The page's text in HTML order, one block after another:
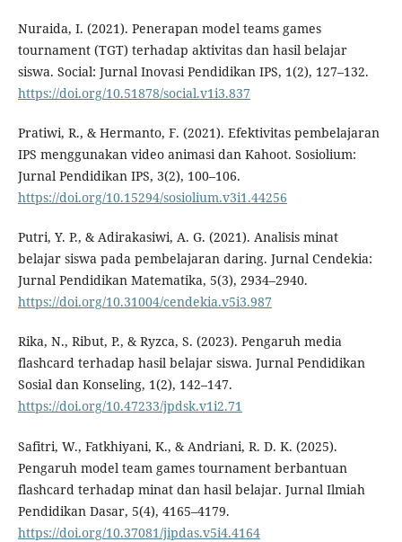
Nuraida, I. (2021). Penerapan model teams games
tournament (TGT) terhadap aktivitas dan hasil belajar
siswa. Social: Jurnal Inovasi Pendidikan IPS, 1(2), 127–132.
https://doi.org/10.51878/social.v1i3.837
Pratiwi, R., & Hermanto, F. (2021). Efektivitas pembelajaran
IPS menggunakan video animasi dan Kahoot. Sosiolium:
Jurnal Pendidikan IPS, 3(2), 100–106.
https://doi.org/10.15294/sosiolium.v3i1.44256
Putri, Y. P., & Adirakasiwi, A. G. (2021). Analisis minat
belajar siswa pada pembelajaran daring. Jurnal Cendekia:
Jurnal Pendidikan Matematika, 5(3), 2934–2940.
https://doi.org/10.31004/cendekia.v5i3.987
Rika, N., Ribut, P., & Ryzca, S. (2023). Pengaruh media
flashcard terhadap hasil belajar siswa. Jurnal Pendidikan
Sosial dan Konseling, 1(2), 142–147.
https://doi.org/10.47233/jpdsk.v1i2.71
Safitri, W., Fatkhiyani, K., & Andriani, R. D. K. (2025).
Pengaruh model team games tournament berbantuan
flashcard terhadap minat dan hasil belajar. Jurnal Ilmiah
Pendidikan Dasar, 5(4), 4165–4179.
https://doi.org/10.37081/jipdas.v5i4.4164